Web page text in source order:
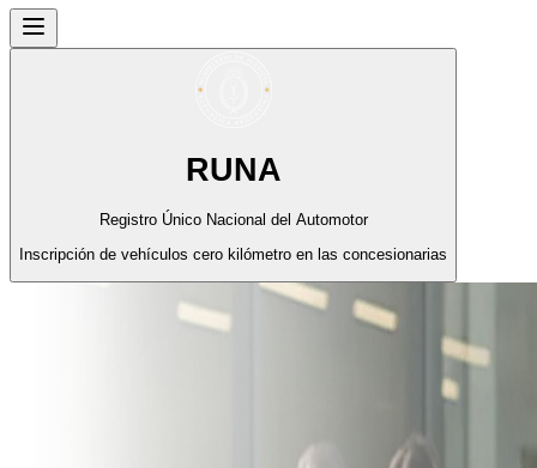
RUNA
Registro Único Nacional del Automotor
Inscripción de vehículos cero kilómetro en las concesionarias